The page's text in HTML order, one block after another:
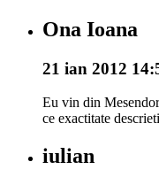
Ona Ioana
21 ian 2012
Eu vin din
ce exactitate
iulian